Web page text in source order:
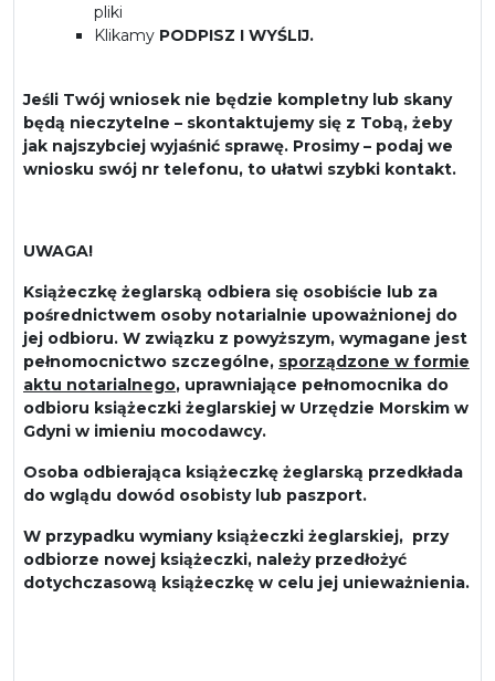
pliki
Klikamy PODPISZ I WYŚLIJ.
Jeśli Twój wniosek nie będzie kompletny lub skany
będą nieczytelne – skontaktujemy się z Tobą, żeby
jak najszybciej wyjaśnić sprawę. Prosimy – podaj we
wniosku swój nr telefonu, to ułatwi szybki kontakt.
UWAGA!
Książeczkę żeglarską odbiera się osobiście lub za
pośrednictwem osoby notarialnie upoważnionej do
jej odbioru. W związku z powyższym, wymagane jest
pełnomocnictwo szczególne, sporządzone w formie
aktu notarialnego, uprawniające pełnomocnika do
odbioru książeczki żeglarskiej w Urzędzie Morskim w
Gdyni w imieniu mocodawcy.
Osoba odbierająca książeczkę żeglarską przedkłada
do wglądu dowód osobisty lub paszport.
W przypadku wymiany książeczki żeglarskiej, przy
odbiorze nowej książeczki, należy przedłożyć
dotychczasową książeczkę w celu jej unieważnienia.